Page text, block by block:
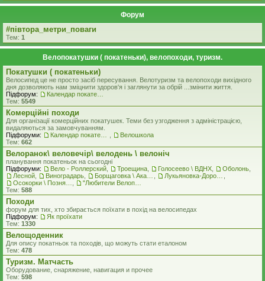
Форум
#‎пiвтора_метри_поваги‬
Тем: 1
Велопокатушки ( покатеньки), велопоходи, туризм.
Покатушки ( покатеньки)
Велосипед це не просто засіб пересування. Велотуризм та велопоходи вихідного
дня дозволяють нам зміцнити здоров'я і заглянути за обрій ...змінити життя.
Підфорум:
Тем: 5549
Комерцiйнi походи
Для організації комерційних покатушек. Теми без узгодження з адміністрацією,
видаляються за замовчуванням.
Підфоруми:
Велошкола
Тем: 662
Велоранок\ веловечір\ велодень \ велоніч
планування покатеньок на сьогодні
Підфоруми:
Вело - Роллерский Троещина Голосеево \ ВДНХ Оболонь
Лесной
Виноградарь
Тем: 588
Походи
форум для тих, хто збирається поїхати в похід на велосипедах
Підфорум:
Як проїхати
Тем: 1330
Велощоденник
Для опису покатньок та походів, що можуть стати еталоном
Тем: 478
Туризм. Матчасть
Оборудование, снаряжение, навигация и прочее
Тем: 598